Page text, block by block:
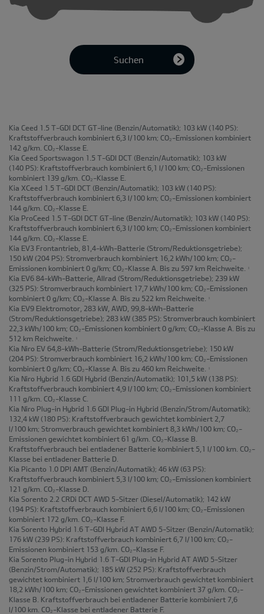
Suchen
Kia Ceed 1.5 T-GDI DCT GT-line (Benzin/Automatik); 103 kW (140 PS):
Kraftstoffverbrauch kombiniert 6,3 l/100 km; CO₂-Emissionen kombiniert
142 g/km. CO₂-Klasse E.
Kia Ceed Sportswagon 1.5 T-GDI DCT (Benzin/Automatik); 103 kW
(140 PS): Kraftstoffverbrauch kombiniert 6,1 l/100 km; CO₂-Emissionen
kombiniert 139 g/km. CO₂-Klasse E.
Kia XCeed 1.5 T-GDI DCT (Benzin/Automatik); 103 kW (140 PS):
Kraftstoffverbrauch kombiniert 6,3 l/100 km; CO₂-Emissionen kombiniert
144 g/km. CO₂-Klasse E.
Kia ProCeed 1.5 T-GDI DCT GT-line (Benzin/Automatik); 103 kW (140 PS):
Kraftstoffverbrauch kombiniert 6,3 l/100 km; CO₂-Emissionen kombiniert
144 g/km. CO₂-Klasse E.
Kia EV3 Frontantrieb, 81,4-kWh-Batterie (Strom/Reduktionsgetriebe);
150 kW (204 PS): Stromverbrauch kombiniert 16,2 kWh/100 km; CO₂-
Emissionen kombiniert 0 g/km; CO₂-Klasse A. Bis zu 597 km Reichweite.
1
Kia EV6 84-kWh-Batterie, Allrad (Strom/Reduktionsgetriebe); 239 kW
(325 PS): Stromverbrauch kombiniert 17,7 kWh/100 km; CO₂-Emissionen
kombiniert 0 g/km; CO₂-Klasse A. Bis zu 522 km Reichweite.
1
Kia EV9 Elektromotor, 283 kW, AWD, 99,8-kWh-Batterie
(Strom/Reduktionsgetriebe); 283 kW (385 PS): Stromverbrauch kombiniert
22,3 kWh/100 km; CO₂-Emissionen kombiniert 0 g/km; CO₂-Klasse A. Bis zu
512 km Reichweite.
1
Kia Niro EV 64,8-kWh-Batterie (Strom/Reduktionsgetriebe); 150 kW
(204 PS): Stromverbrauch kombiniert 16,2 kWh/100 km; CO₂-Emissionen
kombiniert 0 g/km; CO₂-Klasse A. Bis zu 460 km Reichweite.
1
Kia Niro Hybrid 1.6 GDI Hybrid (Benzin/Automatik); 101,5 kW (138 PS):
Kraftstoffverbrauch kombiniert 4,9 l/100 km; CO₂-Emissionen kombiniert
111 g/km. CO₂-Klasse C.
Kia Niro Plug-in Hybrid 1.6 GDI Plug-in Hybrid (Benzin/Strom/Automatik);
132,4 kW (180 PS): Kraftstoffverbrauch gewichtet kombiniert 2,7
l/100 km; Stromverbrauch gewichtet kombiniert 8,3 kWh/100 km; CO₂-
Emissionen gewichtet kombiniert 61 g/km. CO₂-Klasse B.
Kraftstoffverbrauch bei entladener Batterie kombiniert 5,1 l/100 km. CO₂-
Klasse bei entladener Batterie D.
Kia Picanto 1.0 DPI AMT (Benzin/Automatik); 46 kW (63 PS):
Kraftstoffverbrauch kombiniert 5,3 l/100 km; CO₂-Emissionen kombiniert
121 g/km. CO₂-Klasse D.
Kia Sorento 2.2 CRDi DCT AWD 5-Sitzer (Diesel/Automatik); 142 kW
(194 PS): Kraftstoffverbrauch kombiniert 6,6 l/100 km; CO₂-Emissionen
kombiniert 172 g/km. CO₂-Klasse F.
Kia Sorento Hybrid 1.6 T-GDI Hybrid AT AWD 5-Sitzer (Benzin/Automatik);
176 kW (239 PS): Kraftstoffverbrauch kombiniert 6,7 l/100 km; CO₂-
Emissionen kombiniert 153 g/km. CO₂-Klasse F.
Kia Sorento Plug-in Hybrid 1.6 T-GDI Plug-in Hybrid AT AWD 5-Sitzer
(Benzin/Strom/Automatik); 185 kW (252 PS): Kraftstoffverbrauch
gewichtet kombiniert 1,6 l/100 km; Stromverbrauch gewichtet kombiniert
18,2 kWh/100 km; CO₂-Emissionen gewichtet kombiniert 37 g/km. CO₂-
Klasse B. Kraftstoffverbrauch bei entladener Batterie kombiniert 7,6
l/100 km. CO₂-Klasse bei entladener Batterie F.